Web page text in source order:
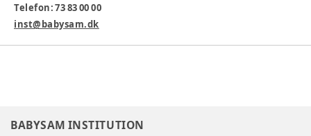
Varenummer:
308052
Telefon: 73 83 00 00
inst@babysam.dk
BABYSAM INSTITUTION